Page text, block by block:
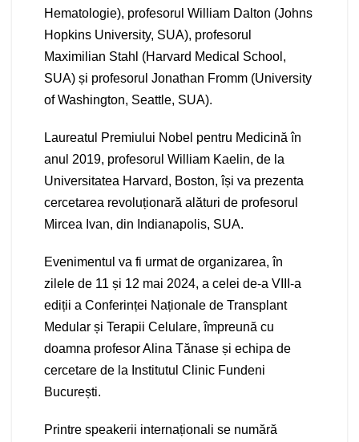
Hematologie), profesorul William Dalton (Johns
Hopkins University, SUA), profesorul
Maximilian Stahl (Harvard Medical School,
SUA) și profesorul Jonathan Fromm (University
of Washington, Seattle, SUA).
Laureatul Premiului Nobel pentru Medicină în
anul 2019, profesorul William Kaelin, de la
Universitatea Harvard, Boston, își va prezenta
cercetarea revoluționară alături de profesorul
Mircea Ivan, din Indianapolis, SUA.
Evenimentul va fi urmat de organizarea, în
zilele de 11 și 12 mai 2024, a celei de-a VIII-a
ediții a Conferinței Naționale de Transplant
Medular și Terapii Celulare, împreună cu
doamna profesor Alina Tănase și echipa de
cercetare de la Institutul Clinic Fundeni
București.
Printre speakerii internaționali se numără